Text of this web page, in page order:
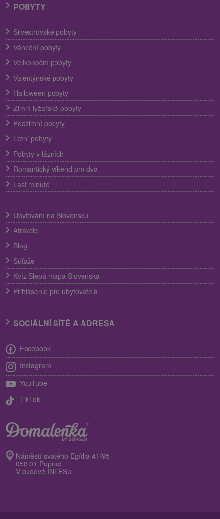
POBYTY
Silvestrovské pobyty
Vánoční pobyty
Velikonoční pobyty
Valentýnské pobyty
Halloween pobyty
Zimní lyžařské pobyty
Podzimní pobyty
Letní pobyty
Pobyty v lázních
Romantický víkend pro dva
Last minute
Ubytování na Slovensku
Atrakcie
Blog
Súťaže
Kvíz Slepá mapa Slovenska
Prihlásenie pre ubytovateľa
SOCIÁLNÍ SÍTĚ A ADRESA
Facebook
Instagram
YouTube
TikTok
Náměstí svatého Egídia 41/95
058 01 Poprad
V budově INTESu